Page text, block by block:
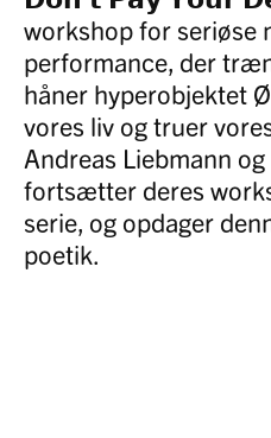
workshop for seriøse
performance, der
håner hyperobjektet
vores liv og truer
Andreas Liebmann
fortsætter deres
serie, og opdager
poetik.